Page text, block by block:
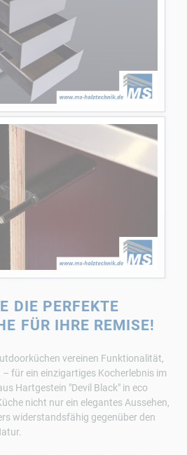
DIE PERFEKTE
FÜR IHRE REMISE!
vereinen Funktionalität,
für ein einzigartiges Kocherlebnis im
Hartgestein "Devil Black" in eco
nicht nur ein elegantes Aussehen,
widerstandsfähig gegenüber den